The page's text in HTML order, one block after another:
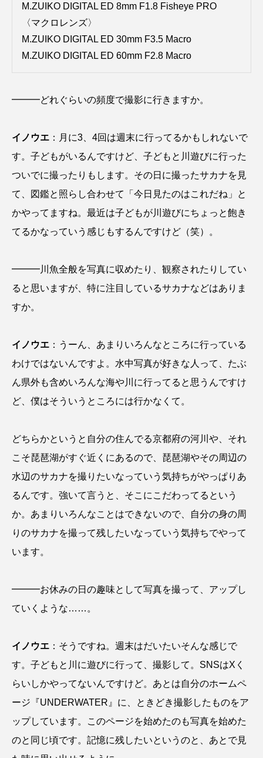
ハタハタ ハダカゾウクラゲ
ハナシャコ ハナダイ ハナビラウオ
バイオロギング バショウカジキ
バンドウイルカ ヒゲソリダイ ヒゲダイ
ヒメマス ヒラマサ ヒラメ
ビワマス ピラルクー フィールド
フエダイ フエフキダイ フグ
プライドフィッシュ プランクトン
ヘラヤガラ
ホタルイカ ホッキガイ ホッケ
ホテイウオ ホネガイ ホホジロザメ
マアジ マイクロプラスチック
マス マダイ マダコ マダラ
マテガイ ミカヅキノエボシ
ミナミギンガメアジ ミナミヌマエビ
ミナミハタンポ
ミンククジラ ムチカラマツ ムツ
メカジキ
メコン川 メゴチ メジナ メヌケ
メンダコ モクズガニ モツゴ
モノノケトンガリサカタザメ モリアオガエル
モンツキハギ ヤコウガイ ヤゴ
M.ZUIKO DIGITAL ED 8mm F1.8 Fisheye PRO
〈マクロレンズ〉
M.ZUIKO DIGITAL ED 30mm F3.5 Macro
M.ZUIKO DIGITAL ED 60mm F2.8 Macro
━━━どれぐらいの頻度で撮影に行きますか。
イノウエ ：月に3、4回は週末に行ってるかもしれないで
す。子どもがいるんですけど、子どもと川遊びに行った
ついでに撮ったりもします。その日に撮ったサカナを見
て、図鑑と照らし合わせて「今日見たのはこれだね」と
かやってますね。最近は子どもが川遊びにちょっと飽き
てるかなっていう感じもするんですけど（笑）。
━━━川魚全般を写真に収めたり、観察されたりしてい
ると思いますが、特に注目しているサカナなどはありま
すか。
イノウエ ：うーん、あまりいろんなところに行っている
わけではないんですよ。水中写真が好きな人って、たぶ
ん県外も含めいろんな海や川に行ってると思うんですけ
ど、僕はそういうところには行かなくて。
どちらかというと自分の住んでる京都府の河川や、それ
こそ琵琶湖がすぐ近くにあるので、琵琶湖やその周辺の
水辺のサカナを撮りたいなっていう気持ちがやっぱりあ
るんです。強いて言うと、そこにこだわってるという
か。あまりいろんなことはできないので、自分の身の周
りのサカナを撮って残したいなっていう気持ちでやって
います。
━━━お休みの日の趣味として写真を撮って、アップし
ていくような……。
イノウエ ：そうですね。週末はだいたいそんな感じで
す。子どもと川に遊びに行って、撮影して。SNSはXく
らいしかやってないんですけど。あとは自分のホームペ
ージ『UNDERWATER』に、ときどき撮影したものをア
ップしています。このページを始めたのも写真を始めた
のと同じ頃です。記憶に残したいというのと、あとで見